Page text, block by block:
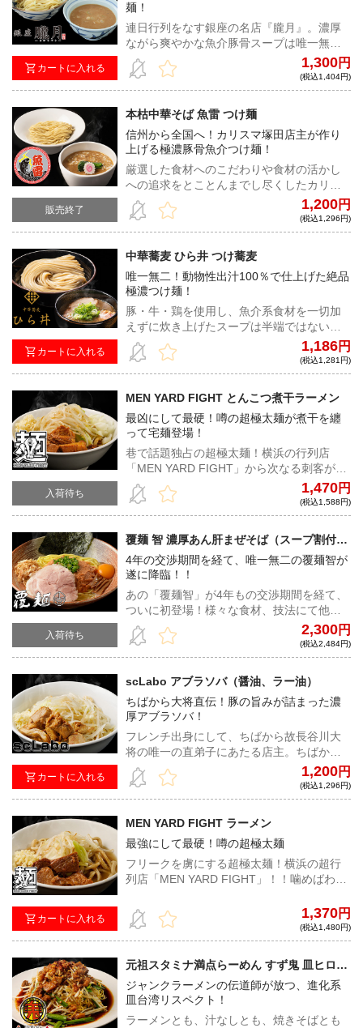
カートに入れる
麺！
連日行列をなす銀座の名店『朧月』。濃厚
ながら爽やかな魚介豚骨スープは唯一無
二。もちっと食感の絶品太麺が濃厚なスー
プをまとい、至高の味わいを生み出す！
1,300円
(税込1,404円)
販売終了
本枯中華そば 魚雷 つけ麺
信州から全国へ！カリスマ塚田店主が作り
上げる極濃豚骨魚介つけ麺！
厳選した食材へのこだわりや食材の活かし
への追求をとことんまでし尽くしたカリス
マの一杯は、ラーメン作りに対して妥協を
許さず、常にどうしたら旨くなるかを永遠
に突き詰め続けた佐野実氏の想いを体現す
1,200円
(税込1,296円)
カートに入れる
中華蕎麦 ひら井 つけ蕎麦
唯一無二！動物性出汁100％で仕上げた絶品
極濃つけ麺！
豚・牛・鶏を使用し、魚介系食材を一切加
えずに炊き上げたスープは半端ではない濃
厚さ！国産小麦を独自のブレンドで配合し
た自家製極太ストレート麺に絶品極濃つけ
汁が絡み合うことでそれぞれの旨みが爆発
1,186円
(税込1,281円)
入荷待ち
MEN YARD FIGHT とんこつ煮干ラーメン
最凶にして最硬！噂の超極太麺が煮干を纏
って宅麺登場！
巷で話題独占の超極太麺！横浜の行列店
「MEN YARD FIGHT」から次なる刺客が遂
に登場！！煮干との華麗なるコラボレーシ
ョンを果たした超硬派なラーメンをご堪能
あれ！
1,470円
(税込1,588円)
入荷待ち
覆麺 智 濃厚あん肝まぜそば（スープ割付
き）
4年の交渉期間を経て、唯一無二の覆麺智が
遂に降臨！！
あの「覆麺智」が4年もの交渉期間を経て、
ついに初登場！様々な食材、技法にて他に
はない唯一無二の商品を次々と繰り出す、
稀代のラーメン職人が贈る、極上の濃厚あ
ん肝まぜそば！
2,300円
(税込2,484円)
カートに入れる
scLabo アブラソバ（醤油、ラー油）
ちばから大将直伝！豚の旨みが詰まった濃
厚アブラソバ！
フレンチ出身にして、ちばから故長谷川大
将の唯一の直弟子にあたる店主。ちばから
のトレードマークでもあるド乳化と、神
豚、そしてプリプリの自家製麺は、唸るほ
どの完成度を誇る。
1,200円
(税込1,296円)
カートに入れる
MEN YARD FIGHT ラーメン
最強にして最硬！噂の超極太麺
フリークを虜にする超極太麺！横浜の超行
列店「MEN YARD FIGHT」！！噛めばわか
メンをご堪能あれ！
1,370円
(税込1,480円)
元祖スタミナ満点らーめん すず鬼 皿ヒロシ
改
ジャンクラーメンの伝道師が放つ、進化系
皿台湾リスペクト！
ラーメンとも、汁なしとも、焼きそばとも